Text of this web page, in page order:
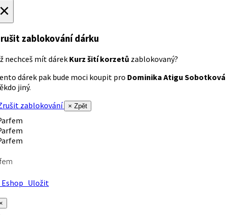
zablokování dárku
nechceš mít dárek Kurz šití korzetů zablokovaný?
dárek pak bude moci koupit pro Dominika Atigu Sobotková
jiný.
zablokování
× Zpět
Uložit